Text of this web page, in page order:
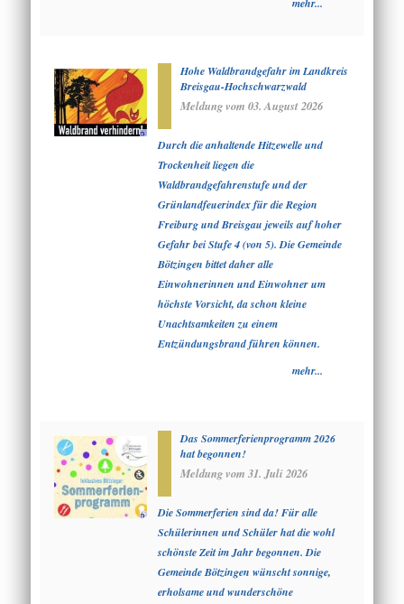
mehr...
Hohe Waldbrandgefahr im Landkreis
Breisgau-Hochschwarzwald
Meldung vom 03. August 2026
Durch die anhaltende Hitzewelle und
Trockenheit liegen die
Waldbrandgefahrenstufe und der
Grünlandfeuerindex für die Region
Freiburg und Breisgau jeweils auf hoher
Gefahr bei Stufe 4 (von 5). Die Gemeinde
Bötzingen bittet daher alle
Einwohnerinnen und Einwohner um
höchste Vorsicht, da schon kleine
Unachtsamkeiten zu einem
Entzündungsbrand führen können.
mehr...
Das Sommerferienprogramm 2026
hat begonnen!
Meldung vom 31. Juli 2026
Die Sommerferien sind da! Für alle
Schülerinnen und Schüler hat die wohl
schönste Zeit im Jahr begonnen. Die
Gemeinde Bötzingen wünscht sonnige,
erholsame und wunderschöne